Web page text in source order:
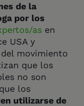
de la
por los
as en
USA y
del movimiento
que los
no son
los
utilizarse de